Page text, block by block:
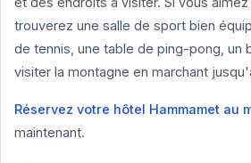
trouverez une salle de sport bien
de tennis, une table de ping-pong, un
visiter la montagne en marchant
Réservez votre hôtel Hammamet au
maintenant.